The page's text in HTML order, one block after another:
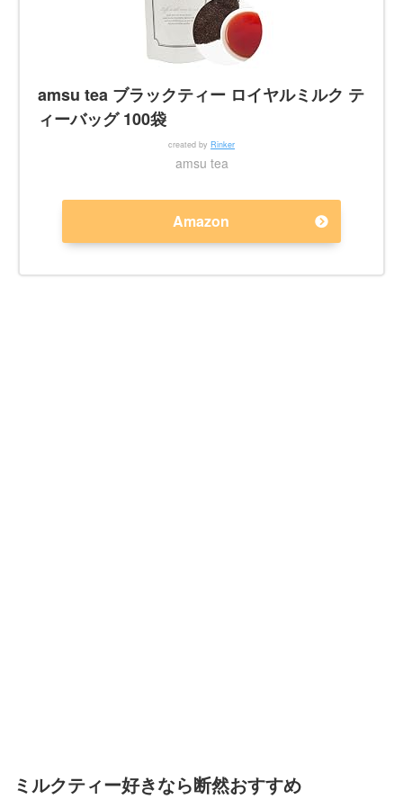
amsu tea ブラックティー ロイヤルミルク テ
ィーバッグ 100袋
created by Rinker
amsu tea
Amazon
ミルクティー好きなら断然おすすめ